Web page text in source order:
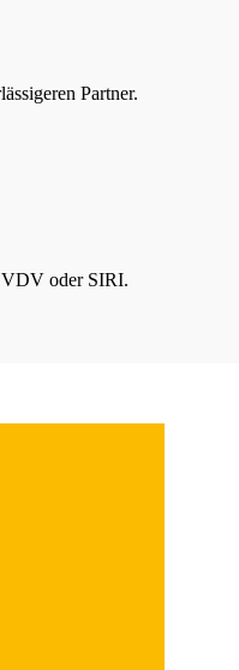
Partner.
VDV oder SIRI.